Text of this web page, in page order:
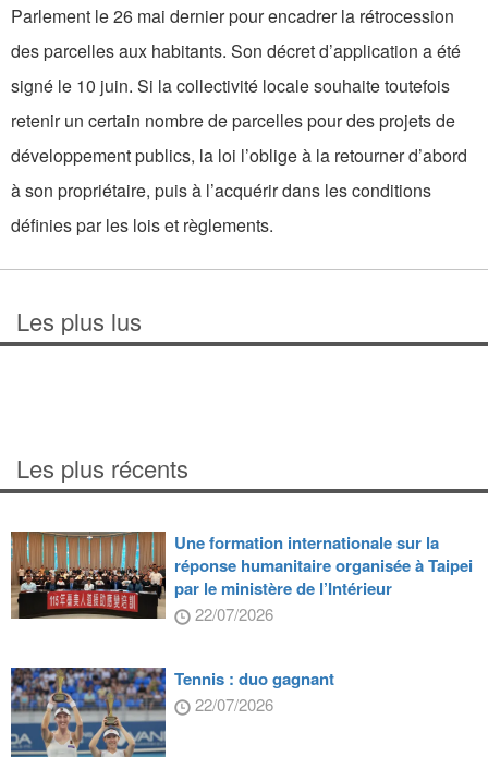
Parlement le 26 mai dernier pour encadrer la rétrocession
des parcelles aux habitants. Son décret d’application a été
signé le 10 juin. Si la collectivité locale souhaite toutefois
retenir un certain nombre de parcelles pour des projets de
développement publics, la loi l’oblige à la retourner d’abord
à son propriétaire, puis à l’acquérir dans les conditions
définies par les lois et règlements.
Les plus lus
Les plus récents
Une formation internationale sur la
réponse humanitaire organisée à Taipei
par le ministère de l’Intérieur
22/07/2026
Tennis : duo gagnant
22/07/2026